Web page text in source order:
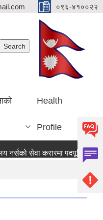
०९६-४१००२२
Health
Profile
नर्सको सेवा करारमा पदपूर्ति गर्ने